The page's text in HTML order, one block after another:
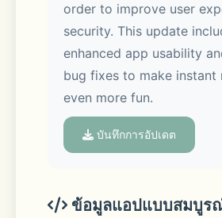
■ Chat made easier,
made better
Keep your chats
folders, and easily edit or
messages you’ve sent.
discussions on track with
order to improve user
security. This update
enhanced app usability
bug fixes to make instant
even more fun.
บันทึกการอัปเดต
ข้อมูลแอปแบบสมบูร